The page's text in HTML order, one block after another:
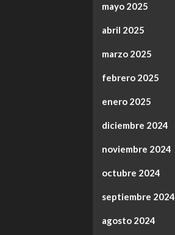
mayo 2025
abril 2025
marzo 2025
febrero 2025
enero 2025
diciembre 2024
noviembre 2024
octubre 2024
septiembre 2024
agosto 2024